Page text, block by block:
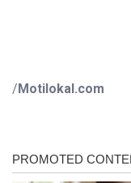
/ Motilokal.com